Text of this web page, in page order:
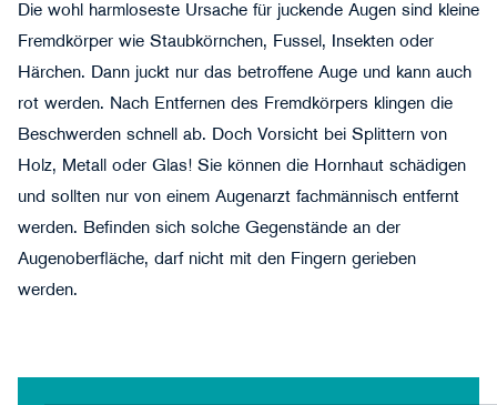
Die wohl harmloseste Ursache für juckende Augen sind kleine
Fremdkörper wie Staubkörnchen, Fussel, Insekten oder
Härchen. Dann juckt nur das betroffene Auge und kann auch
rot werden. Nach Entfernen des Fremdkörpers klingen die
Beschwerden schnell ab. Doch Vorsicht bei Splittern von
Holz, Metall oder Glas! Sie können die Hornhaut schädigen
und sollten nur von einem Augenarzt fachmännisch entfernt
werden. Befinden sich solche Gegenstände an der
Augenoberfläche, darf nicht mit den Fingern gerieben
werden.
ntonioguillem - stock.adobe.com